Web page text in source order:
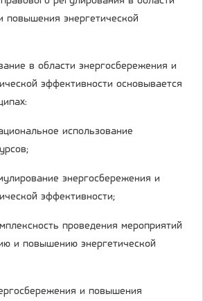
повышения энергетической
в области энергосбережения и
эффективности основывается
использование
энергосбережения и
эффективности;
проведения мероприятий
и повышению энергетической
и повышения